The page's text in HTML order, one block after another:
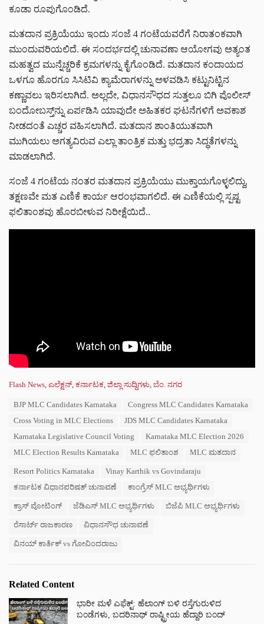
ಕೂಡಾ ರೂಪುಗೊಂಡಿದೆ.
ಮತದಾನ ಪ್ರಕ್ರಿಯೆಯು ಇಂದು ಸಂಜೆ 4 ಗಂಟೆಯವರೆಗೆ ನಿರಾತಂಕವಾಗಿ
ಮುಂದುವರಿಯಲಿದೆ. ಈ ಸಂದರ್ಭದಲ್ಲಿ ಚುನಾವಣಾ ಆಯೋಗವು ಅತ್ಯಂತ
ಮಹತ್ವದ ಮುನ್ನೆಚ್ಚರಿಕೆ ಕ್ರಮಗಳನ್ನು ಕೈಗೊಂಡಿದೆ. ಮತದಾನ ಕಂದಾಯದ
ಒಳಗೂ ಹೊರಗೂ ಸಿಸಿಟಿವಿ ಕ್ಯಾಮೆರಾಗಳನ್ನು ಅಳವಡಿಸಿ ಕಟ್ಟುನಿಟ್ಟಿನ
ಕಣ್ಣಾವಲು ಇರಿಸಲಾಗಿದೆ. ಅಲ್ಲದೇ, ವಿಧಾನಸೌಧದ ಸುತ್ತಲೂ ಬಿಗಿ ಪೊಲೀಸ್
ಬಂದೋಬಸ್ತ್‌ನ್ನು ಏರ್ಪಡಿಸಿ ಯಾವುದೇ ಅಹಿತಕರ ಘಟನೆಗಳಿಗೆ ಅವಕಾಶ
ನೀಡದಂತೆ ಎಚ್ಚರ ವಹಿಸಲಾಗಿದೆ. ಮತದಾನ ಶಾಂತಿಯುತವಾಗಿ
ಮುಗಿಯಲು ಅಗತ್ಯವಿರುವ ಎಲ್ಲಾ ತಾಂತ್ರಿಕ ಮತ್ತು ಭದ್ರತಾ ಸಿದ್ಧತೆಗಳನ್ನು
ಮಾಡಲಾಗಿದೆ.
ಸಂಜೆ 4 ಗಂಟೆಯ ನಂತರ ಮತದಾನ ಪ್ರಕ್ರಿಯೆಯು ಮುಕ್ತಾಯಗೊಳ್ಳಲಿದ್ದು,
ತಕ್ಷಣವೇ ಮತ ಎಣಿಕೆ ಕಾರ್ಯ ಆರಂಭವಾಗಲಿದೆ. ಈ ಎಣಿಕೆಯಲ್ಲಿ ಸ್ಪಷ್ಟ
ಫಲಿತಾಂಶವು ಹೊರಬೀಳುವ ನಿರೀಕ್ಷೆಯಿದೆ..
C
Flash News, ಎಲೆಕ್ಷನ್, ಕರ್ನಾಟಕ, ಜಿಲ್ಲಾ ಸುದ್ದಿಗಳು, ಬೆಂ. ನಗರ
BJP MLC Candidates Karnataka
Congress MLC Candidates Karnataka
Cross Voting in MLC Elections
JDS MLC Candidates Karnataka
Karnataka Legislative Council Voting
Karnataka MLC Election 2026
MLC Election Results Karnataka
MLC ಫಲಿತಾಂಶ MLC ಮತದಾನ
Resort Politics Karnataka
Vinay Karthik vs Govindaraju
ಕರ್ನಾಟಕ ವಿಧಾನಪರಿಷತ್ ಚುನಾವಣೆ
ಕಾಂಗ್ರೆಸ್ MLC ಅಭ್ಯರ್ಥಿಗಳು
ಕ್ರಾಸ್ ವೋಟಿಂಗ್ ಜೆಡಿಎಸ್ MLC ಅಭ್ಯರ್ಥಿಗಳು ಬಿಜೆಪಿ MLC ಅಭ್ಯರ್ಥಿಗಳು
ರೆಸಾರ್ಟ್ ರಾಜಕಾರಣ ವಿಧಾನಸೌಧ ಚುನಾವಣೆ
ವಿನಯ್ ಕಾರ್ತಿಕ್ vs ಗೋವಿಂದರಾಜು
Related Content
ಭಾರೀ ಮಳೆ ಎಫೆಕ್ಟ್‌: ಹೆಲಾಂಗ್ ಬಳಿ ರಸ್ತೆಗುರುಳಿದ
ಬಂಡೆಗಳು, ಬದರಿನಾಥ್‌ ರಾಷ್ಟ್ರೀಯ ಹೆದ್ದಾರಿ ಬಂದ್‌